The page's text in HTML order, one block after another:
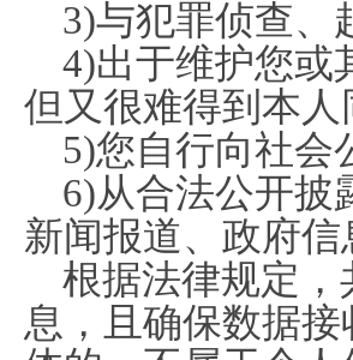
3)与犯罪侦查、
4)出于维护您或
但又很难得到本人
5)您自行向社会
6)从合法公开披
新闻报道、政府
根据法律规定
息，且确保数据